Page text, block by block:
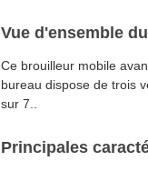
Vue d'ensemble
Ce brouilleur mobile
bureau dispose de trois
sur 7..
Principales